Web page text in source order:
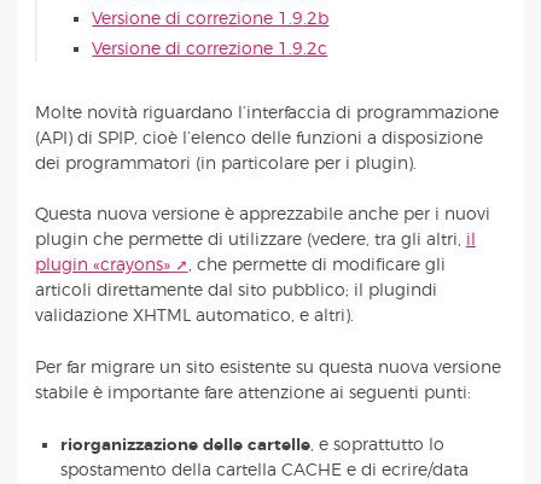
Versione di correzione 1.9.2b
Versione di correzione 1.9.2c
Molte novità riguardano l’interfaccia di programmazione
(API) di SPIP, cioè l’elenco delle funzioni a disposizione
dei programmatori (in particolare per i plugin).
Questa nuova versione è apprezzabile anche per i nuovi
plugin che permette di utilizzare (vedere, tra gli altri, il
plugin «crayons»
, che permette di modificare gli
articoli direttamente dal sito pubblico; il plugindi
validazione XHTML automatico, e altri).
Per far migrare un sito esistente su questa nuova versione
stabile è importante fare attenzione ai seguenti punti:
riorganizzazione delle cartelle , e soprattutto lo
spostamento della cartella CACHE e di ecrire/data